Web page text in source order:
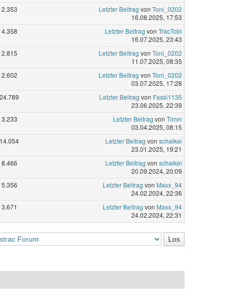
2.353 Letzter Beitrag von Toni_0202
16.08.2025, 17:53
4.358 Letzter Beitrag von TracTobi
16.07.2025, 23:43
2.815 Letzter Beitrag von Toni_0202
11.07.2025, 08:35
2.602 Letzter Beitrag von Toni_0202
03.07.2025, 17:28
24.789 Letzter Beitrag von Fassi1135
23.06.2025, 22:39
3.233 Letzter Beitrag von Timm
03.04.2025, 08:15
14.054 Letzter Beitrag von schalkei
23.01.2025, 19:21
8.466 Letzter Beitrag von schalkei
20.09.2024, 20:09
5.356 Letzter Beitrag von Maxx_94
24.02.2024, 22:36
3.671 Letzter Beitrag von Maxx_94
24.02.2024, 22:31